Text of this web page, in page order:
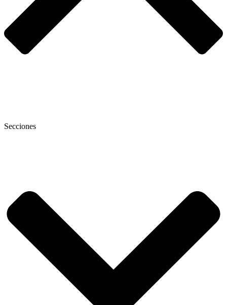
Secciones